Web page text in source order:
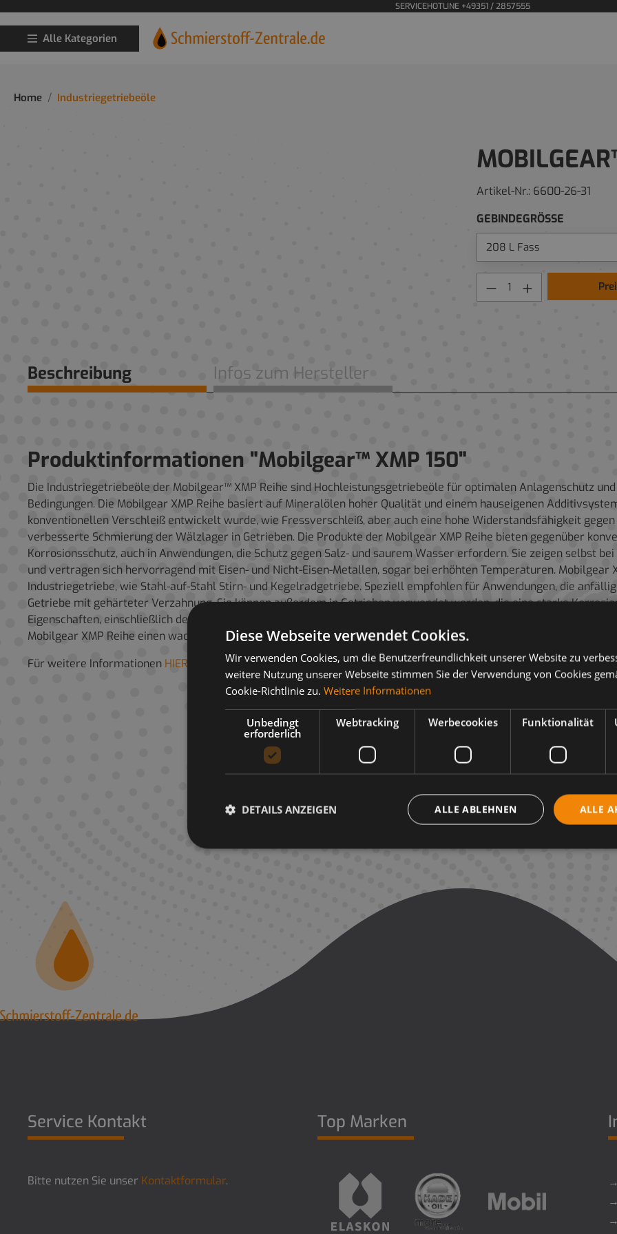
SERVICEHOTLINE +49351 / 2857555
Alle Kategorien
Home Industriegetriebeöle
Artikel-Nr.: 6600-26-31
GEBINDEGRÖSSE
Beschreibung Infos zum Hersteller
Produktinformationen "Mobilgear™ XMP 150"
Die Industriegetriebeöle der Mobilgear™ XMP Reihe sind Hochleistungsgetriebeöle für optimalen Anlagenschutz
Bedingungen. Die Mobilgear XMP Reihe basiert auf Mineralölen hoher Qualität und einem hauseigenen
konventionellen Verschleiß entwickelt wurde, wie Fressverschleiß, aber auch eine hohe Widerstandsfähigkeit
verbesserte Schmierung der Wälzlager in Getrieben. Die Produkte der Mobilgear XMP Reihe bieten gegenüber
Korrosionsschutz, auch in Anwendungen, die Schutz gegen Salz- und saurem Wasser erfordern. Sie zeigen selbst
und vertragen sich hervorragend mit Eisen- und Nicht-Eisen-Metallen, sogar bei erhöhten Temperaturen.
Industriegetriebe, wie Stahl-auf-Stahl Stirn- und Kegelradgetriebe. Speziell empfohlen für Anwendungen, die
Getriebe mit gehärteter Verzahnung. Sie können außerdem in Getrieben verwendet werden, die eine starke
Eigenschaften, einschließlich der Widerstandsfähigkeit gegen Graufleckigkeit und ihrer Leistungsfähigkeit bei
Mobilgear XMP Reihe einen wachsenden guten Ruf unter Kunden und führenden Erbauern weltweit.
Für weitere Informationen HIER Produktdatenblatt herunterladen
Service Kontakt
Bitte nutzen Sie unser Kontaktformular.
Top Marken
Diese Webseite verwendet Cookies.
Wir verwenden Cookies, um die Benutzerfreundlichkeit unserer Website zu
weitere Nutzung unserer Webseite stimmen Sie der Verwendung von Cookies
Cookie-Richtlinie zu. Weitere Informationen
Unbedingt
erforderlich
Webtracking Werbecookies Funktionalität
ALLE
ALLE ABLEHNEN
DETAILS ANZEIGEN